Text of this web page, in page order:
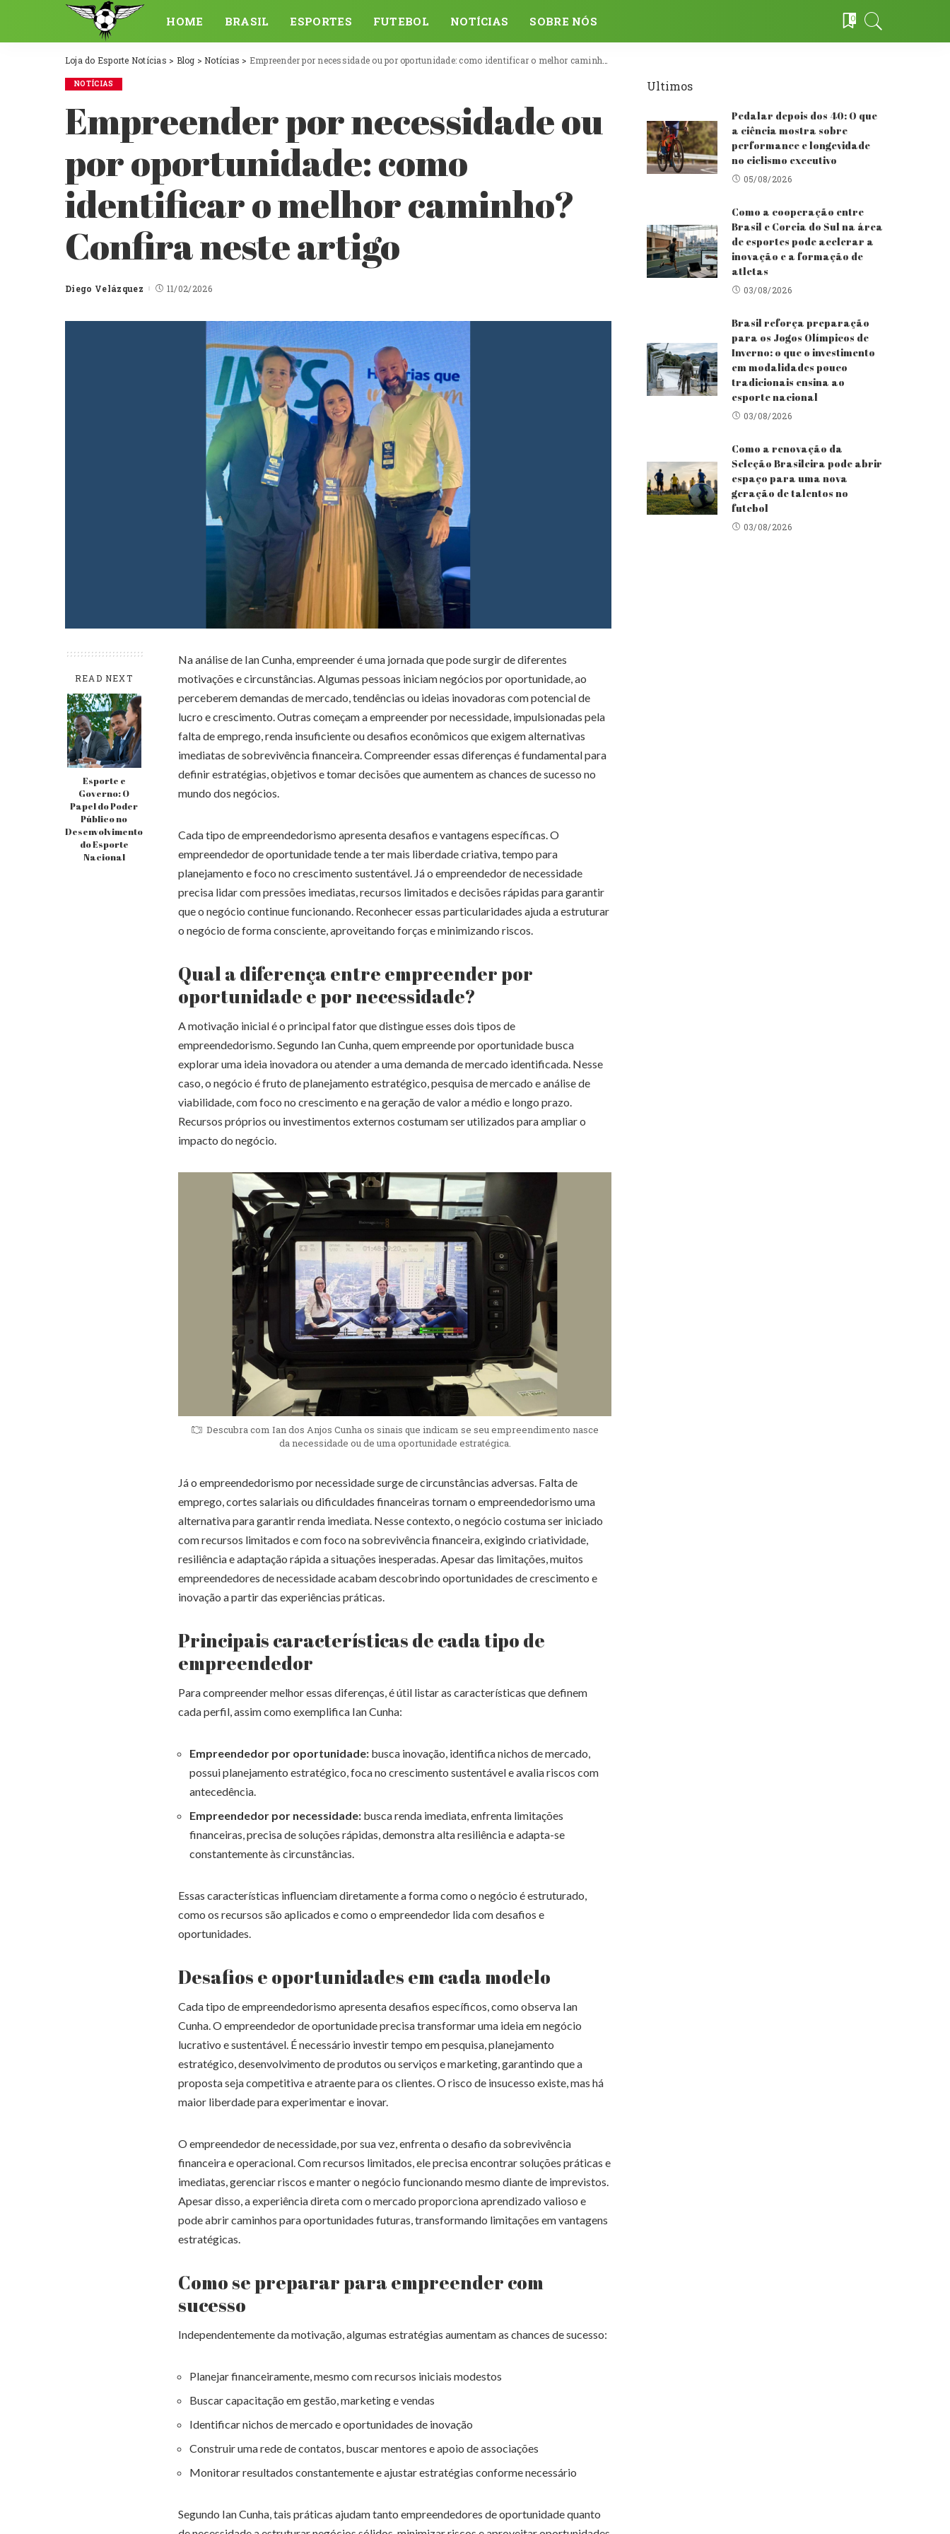
HOME BRASIL ESPORTES FUTEBOL NOTÍCIAS SOBRE NÓS 0
Loja do Esporte Notícias > Blog > Notícias > Empreender por necessidade ou por oportunidade: como identificar o melhor caminho? Confira neste artigo
NOTÍCIAS
Empreender por necessidade ou
por oportunidade: como
identificar o melhor caminho?
Confira neste artigo
Posted
Diego Velázquez 11/02/2026
READ NEXT
Esporte e
Governo: O
Papel do Poder
Público no
Desenvolvimento
do Esporte
Nacional
Na análise de Ian Cunha, empreender é uma jornada que pode surgir de diferentes
motivações e circunstâncias. Algumas pessoas iniciam negócios por oportunidade, ao
perceberem demandas de mercado, tendências ou ideias inovadoras com potencial de
lucro e crescimento. Outras começam a empreender por necessidade, impulsionadas pela
falta de emprego, renda insuficiente ou desafios econômicos que exigem alternativas
imediatas de sobrevivência financeira. Compreender essas diferenças é fundamental para
definir estratégias, objetivos e tomar decisões que aumentem as chances de sucesso no
mundo dos negócios.
Cada tipo de empreendedorismo apresenta desafios e vantagens específicas. O
empreendedor de oportunidade tende a ter mais liberdade criativa, tempo para
planejamento e foco no crescimento sustentável. Já o empreendedor de necessidade
precisa lidar com pressões imediatas, recursos limitados e decisões rápidas para garantir
que o negócio continue funcionando. Reconhecer essas particularidades ajuda a estruturar
o negócio de forma consciente, aproveitando forças e minimizando riscos.
Qual a diferença entre empreender por
oportunidade e por necessidade?
A motivação inicial é o principal fator que distingue esses dois tipos de
empreendedorismo. Segundo Ian Cunha, quem empreende por oportunidade busca
explorar uma ideia inovadora ou atender a uma demanda de mercado identificada. Nesse
caso, o negócio é fruto de planejamento estratégico, pesquisa de mercado e análise de
viabilidade, com foco no crescimento e na geração de valor a médio e longo prazo.
Recursos próprios ou investimentos externos costumam ser utilizados para ampliar o
impacto do negócio.
Descubra com Ian dos Anjos Cunha os sinais que indicam se seu empreendimento nasce
da necessidade ou de uma oportunidade estratégica.
Já o empreendedorismo por necessidade surge de circunstâncias adversas. Falta de
emprego, cortes salariais ou dificuldades financeiras tornam o empreendedorismo uma
alternativa para garantir renda imediata. Nesse contexto, o negócio costuma ser iniciado
com recursos limitados e com foco na sobrevivência financeira, exigindo criatividade,
resiliência e adaptação rápida a situações inesperadas. Apesar das limitações, muitos
empreendedores de necessidade acabam descobrindo oportunidades de crescimento e
inovação a partir das experiências práticas.
Principais características de cada tipo de
empreendedor
Para compreender melhor essas diferenças, é útil listar as características que definem
cada perfil, assim como exemplifica Ian Cunha:
Empreendedor por oportunidade: busca inovação, identifica nichos de mercado,
possui planejamento estratégico, foca no crescimento sustentável e avalia riscos com
antecedência.
Empreendedor por necessidade: busca renda imediata, enfrenta limitações
financeiras, precisa de soluções rápidas, demonstra alta resiliência e adapta-se
constantemente às circunstâncias.
Essas características influenciam diretamente a forma como o negócio é estruturado,
como os recursos são aplicados e como o empreendedor lida com desafios e
oportunidades.
Desafios e oportunidades em cada modelo
Cada tipo de empreendedorismo apresenta desafios específicos, como observa Ian
Cunha. O empreendedor de oportunidade precisa transformar uma ideia em negócio
lucrativo e sustentável. É necessário investir tempo em pesquisa, planejamento
estratégico, desenvolvimento de produtos ou serviços e marketing, garantindo que a
proposta seja competitiva e atraente para os clientes. O risco de insucesso existe, mas há
maior liberdade para experimentar e inovar.
O empreendedor de necessidade, por sua vez, enfrenta o desafio da sobrevivência
financeira e operacional. Com recursos limitados, ele precisa encontrar soluções práticas e
imediatas, gerenciar riscos e manter o negócio funcionando mesmo diante de imprevistos.
Apesar disso, a experiência direta com o mercado proporciona aprendizado valioso e
pode abrir caminhos para oportunidades futuras, transformando limitações em vantagens
estratégicas.
Como se preparar para empreender com
sucesso
Independentemente da motivação, algumas estratégias aumentam as chances de sucesso:
Planejar financeiramente, mesmo com recursos iniciais modestos
Buscar capacitação em gestão, marketing e vendas
Identificar nichos de mercado e oportunidades de inovação
Construir uma rede de contatos, buscar mentores e apoio de associações
Monitorar resultados constantemente e ajustar estratégias conforme necessário
Segundo Ian Cunha, tais práticas ajudam tanto empreendedores de oportunidade quanto
Ultimos
Pedalar depois dos 40: O que
a ciência mostra sobre
performance e longevidade
no ciclismo executivo
05/08/2026
Como a cooperação entre
Brasil e Coreia do Sul na área
de esportes pode acelerar a
inovação e a formação de
atletas
03/08/2026
Brasil reforça preparação
para os Jogos Olímpicos de
Inverno: o que o investimento
em modalidades pouco
tradicionais ensina ao
esporte nacional
03/08/2026
Como a renovação da
Seleção Brasileira pode abrir
espaço para uma nova
geração de talentos no
futebol
03/08/2026